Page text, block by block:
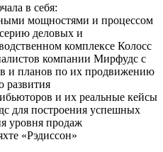
в себя:
мощностями и процессом
деловых и
комплексе Колосс
компании Мирфудс с
и планов по их продвижению
развития
и их реальные кейсы
для построения успешных
уровня продаж
«Рэдиссон»